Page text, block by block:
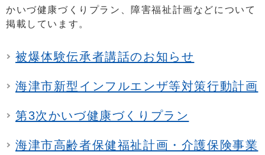
かいづ健康づくりプラン、障害福祉計画などについて
掲載しています。
被爆体験伝承者講話のお知らせ
海津市新型インフルエンザ等対策行動計画
第3次かいづ健康づくりプラン
海津市高齢者保健福祉計画・介護保険事業